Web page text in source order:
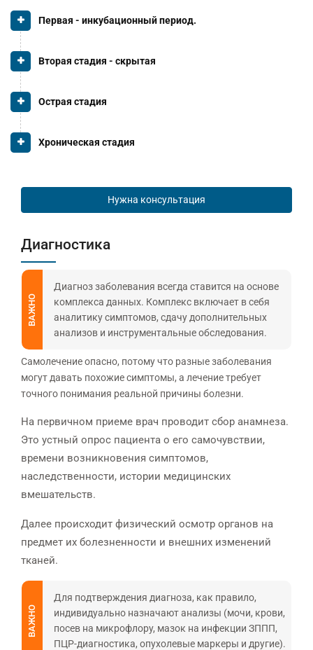
Первая - инкубационный период.
Вторая стадия - скрытая
Острая стадия
Хроническая стадия
Нужна консультация
Диагностика
ВАЖНО
Диагноз заболевания всегда ставится на основе
комплекса данных. Комплекс включает в себя
аналитику симптомов, сдачу дополнительных
анализов и инструментальные обследования.
Самолечение опасно, потому что разные заболевания
могут давать похожие симптомы, а лечение требует
точного понимания реальной причины болезни.
На первичном приеме врач проводит сбор анамнеза.
Это устный опрос пациента о его самочувствии,
времени возникновения симптомов,
наследственности, истории медицинских
вмешательств.
Далее происходит физический осмотр органов на
предмет их болезненности и внешних изменений
тканей.
ВАЖНО
Для подтверждения диагноза, как правило,
индивидуально назначают анализы (мочи, крови,
посев на микрофлору, мазок на инфекции ЗППП,
ПЦР-диагностика, опухолевые маркеры и другие).